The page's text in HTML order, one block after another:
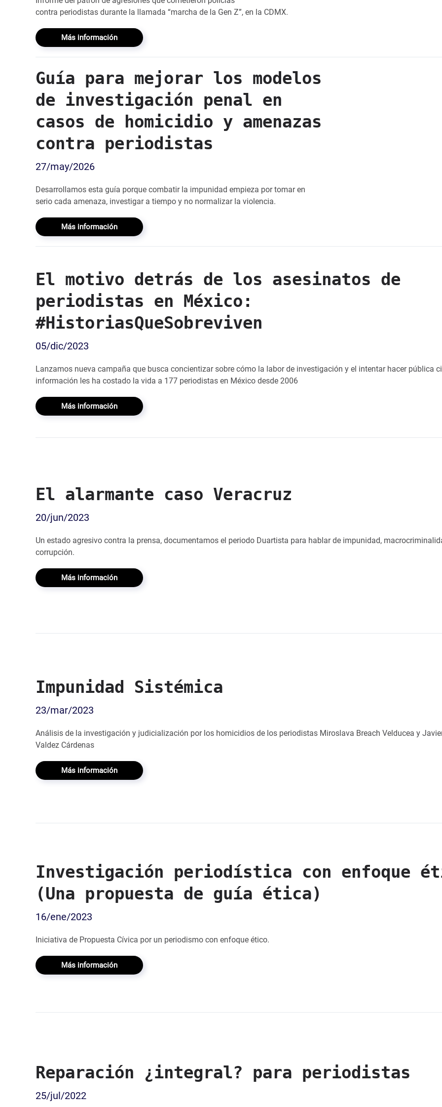
contra periodistas durante la llamada “marcha de la Gen Z”, en la CDMX.
Más información
Guía para mejorar los modelos
de investigación penal en
casos de homicidio y amenazas
contra periodistas
27/may/2026
Desarrollamos esta guía porque combatir la impunidad empieza por tomar en
serio cada amenaza, investigar a tiempo y no normalizar la violencia.
Más información
El motivo detrás de los asesinatos de
periodistas en México:
#HistoriasQueSobreviven
05/dic/2023
Lanzamos nueva campaña que busca concientizar sobre cómo la labor de investigación y el intentar hacer pública
información les ha costado la vida a 177 periodistas en México desde 2006
Más información
El alarmante caso Veracruz
20/jun/2023
Un estado agresivo contra la prensa, documentamos el periodo Duartista para hablar de impunidad,
corrupción.
Más información
Impunidad Sistémica
23/mar/2023
Análisis de la investigación y judicialización por los homicidios de los periodistas Miroslava Breach Velducea y
Valdez Cárdenas
Más información
Investigación periodística con enfoque
(Una propuesta de guía ética)
16/ene/2023
Iniciativa de Propuesta Cívica por un periodismo con enfoque ético.
Más información
Reparación ¿integral? para periodistas
25/jul/2022